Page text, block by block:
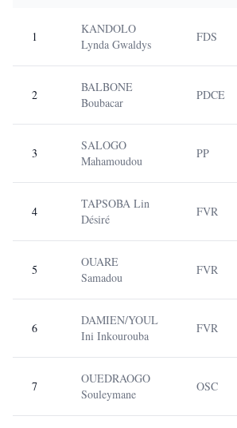
1
KANDOLO
Lynda Gwaldys
FDS
2
BALBONE
Boubacar
PDCE
3
SALOGO
Mahamoudou
PP
4
TAPSOBA Lin
Désiré
FVR
5
OUARE
Samadou
FVR
6
DAMIEN/YOUL
Ini Inkourouba
FVR
7
OUEDRAOGO
Souleymane
OSC